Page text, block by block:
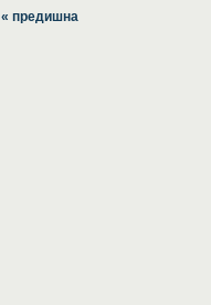
« предишна